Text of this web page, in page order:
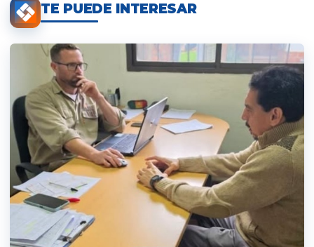
TE PUEDE INTERESAR